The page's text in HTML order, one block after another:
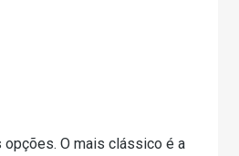
opções. O mais clássico é a